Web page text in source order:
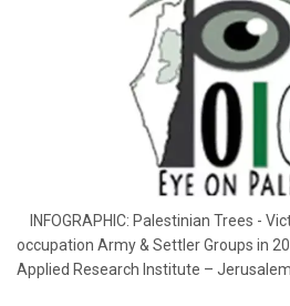
INFOGRAPHIC: Palestinian Trees -
occupation Army & Settler Groups in
Applied Research Institute – Jerusalem